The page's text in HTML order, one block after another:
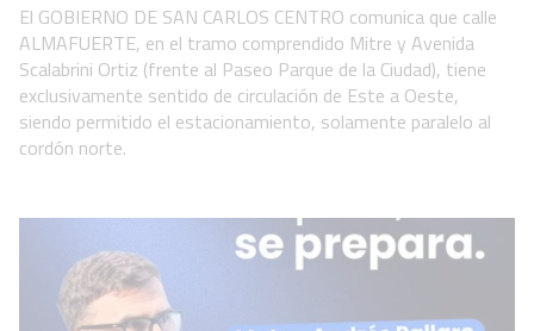
El GOBIERNO DE SAN CARLOS CENTRO comunica que calle
ALMAFUERTE, en el tramo comprendido Mitre y Avenida
Scalabrini Ortiz (frente al Paseo Parque de la Ciudad), tiene
exclusivamente sentido de circulación de Este a Oeste,
siendo permitido el estacionamiento, solamente paralelo al
cordón norte.